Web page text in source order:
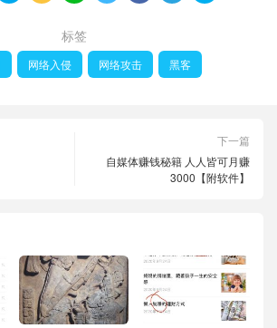
标签
网络入侵 网络攻击 黑客
下一篇
自媒体赚钱秘籍 人人皆可月赚
3000【附软件】